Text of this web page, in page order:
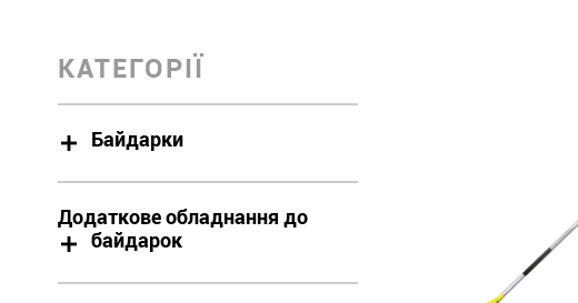
КАТЕГОРІЇ
Байдарки
Додаткове обладнання до
байдарок